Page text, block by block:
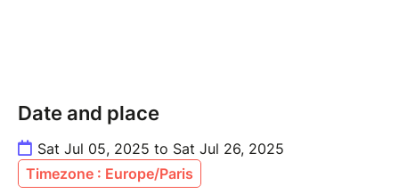
Date and place
Sat Jul 05, 2025 to Sat Jul 26, 2025
Timezone : Europe/Paris